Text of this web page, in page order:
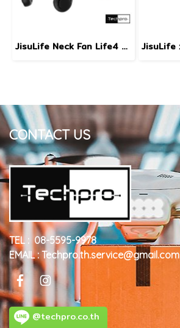
JisuLife Neck Fan Life4 พัดลมคล้องคอแบบไร้ใบพัดความจุแบตเตอรี่ 4000mAh
CONTACT US
TEL : 08-5595-9978
EMAIL : Techpro.th.service@gmail.com
@techpro.co.th